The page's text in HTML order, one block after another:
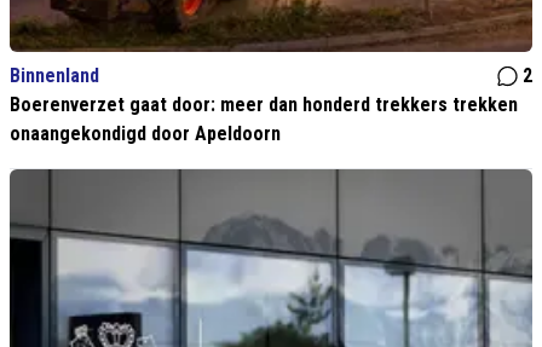
Binnenland
2
Boerenverzet gaat door: meer dan honderd trekkers trekken
onaangekondigd door Apeldoorn